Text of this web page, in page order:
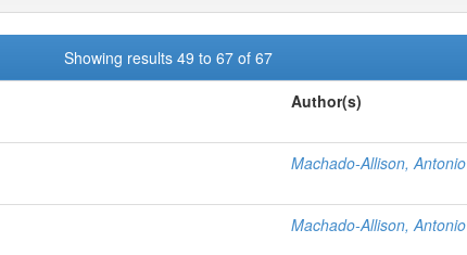
Showing results 49 to 67 of 67
Author(s)
Machado-Allison, Antonio
Machado-Allison, Antonio